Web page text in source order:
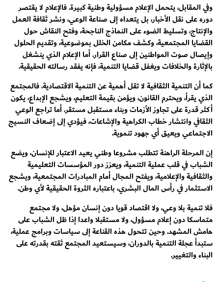
وفي المقابل، يتحمل الإعلام مسؤولية وطنية كبيرة. فالإعلام لا يقتصر
دوره على نقل الأخبار، بل يتعداه إلى صناعة الوعي، ونشر ثقافة العمل
والإنتاج، وتسليط الضوء على النماذج الناجحة، وفتح النقاش حول
القضايا المجتمعية، وكشف مكامن الخلل بموضوعية، وتقديم الحلول
وإيصال صوت المواطنين إلى صناع القرار. أما الإعلام الذي ينشغل
بالإثارة والخلافات ويغفل قضايا التنمية، فإنه يفقد رسالته الحقيقية.
كما أن التنمية الثقافية لا تقل أهمية عن التنمية الاقتصادية. فالمجتمع
الذي يقرأ، ويحترم القانون، ويؤمن بقيمة التعليم، ويشجع الإبداع، يكون
أكثر قدرة على تجاوز الأزمات وبناء مستقبل مستقر. أما تراجع الوعي
الثقافي وانتشار خطاب الكراهية والإشاعات، فيؤدي إلى إضعاف النسيج
الاجتماعي ويعيق أي جهود تنموية.
إن المرحلة الراهنة تتطلب مشروعا وطني يعيد الاعتبار للإنسان، ويضع
الشباب في قلب عملية التنمية، ويعزز دور المؤسسات التعليمية
والثقافية والإعلامية، ويفتح المجال أمام المبادرات المجتمعية، ويشجع
الاستثمار في رأس المال البشري، باعتباره الثروة الحقيقية لأي وطن.
فلا تنمية بلا وعي، ولا اقتصاد قويا دون إنسان مؤهل، ولا مجتمع
متماسكا دون إعلام مسؤول، ولا مستقبلا واعدا إذا ظل الشباب على
هامش المشهد. وحين تتحول هذه القناعة إلى سياسات وبرامج عملية،
ستبدأ عجلة التنمية بالدوران، وسيستعيد المجتمع ثقته بقدرته على
البناء والتغيير.